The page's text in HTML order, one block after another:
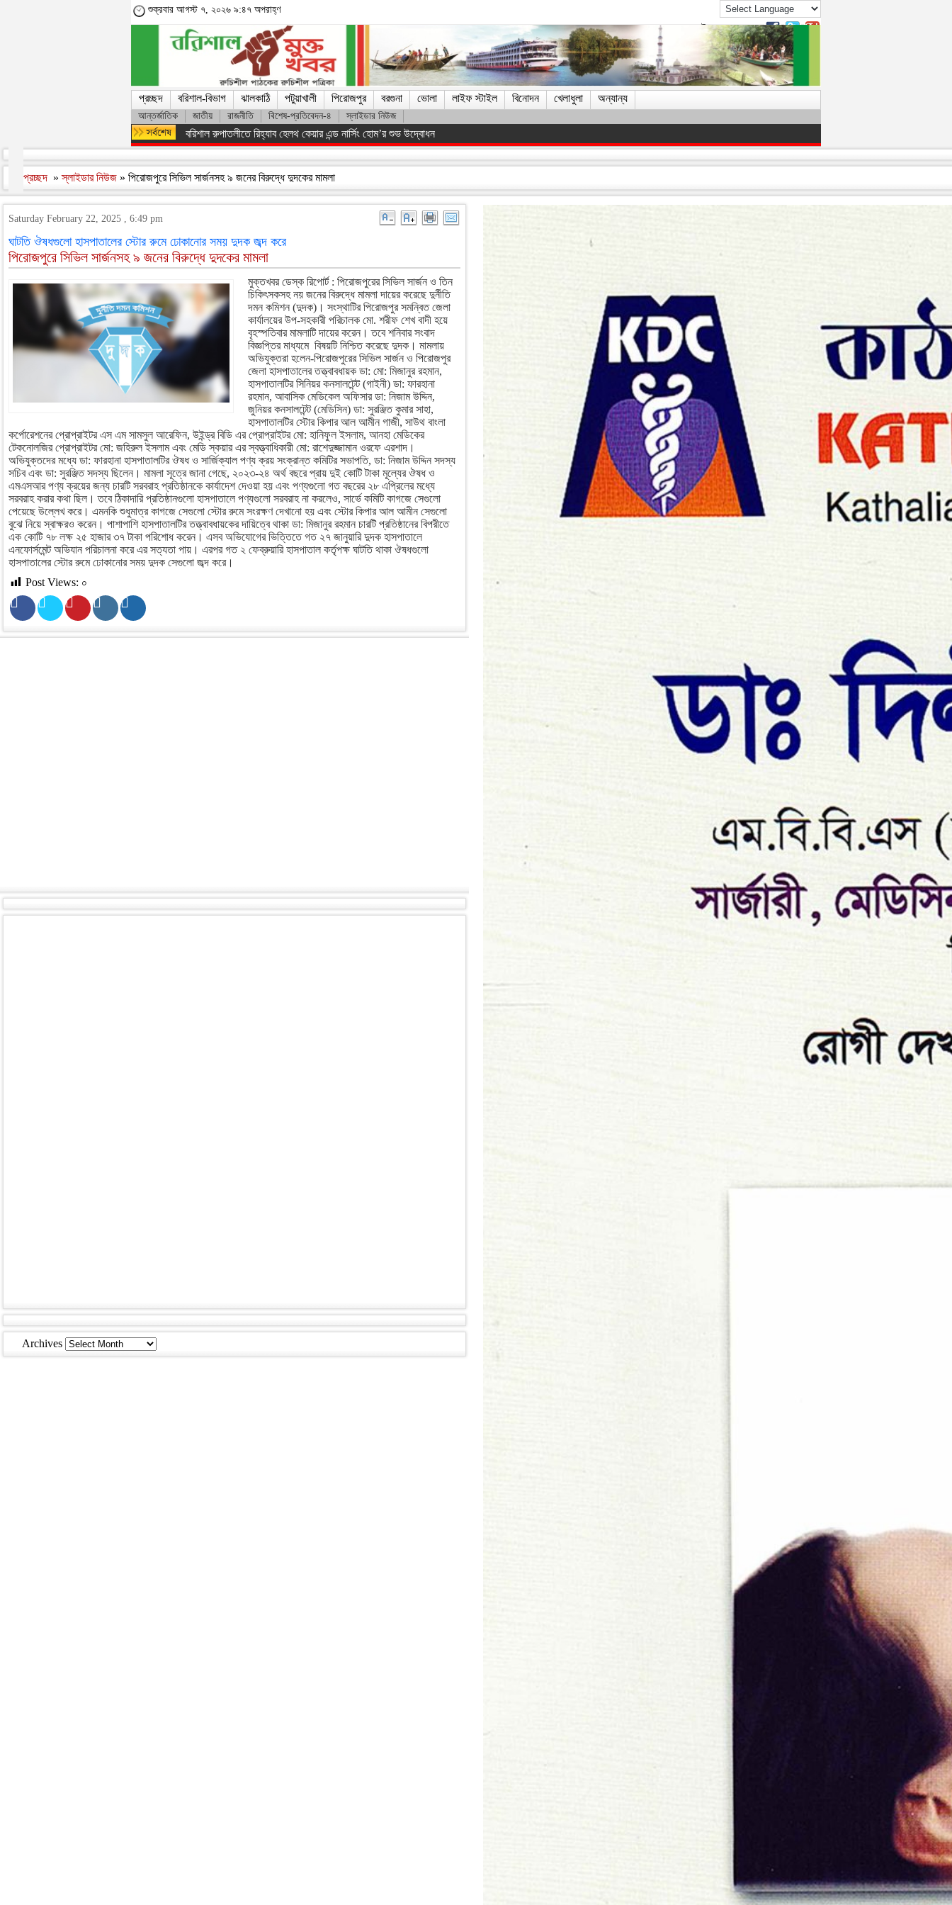
শুক্রবার আগস্ট ৭, ২০২৬ ৯:৪৭ অপরাহ্ণ
প্রচ্ছদ বরিশাল-বিভাগ ঝালকাঠি পটুয়াখালী পিরোজপুর বরগুনা ভোলা লাইফ স্টাইল বিনোদন খেলাধুলা অন্যান্য
আন্তর্জাতিক জাতীয় রাজনীতি বিশেষ-প্রতিবেদন-৪ স্লাইডার নিউজ
ফরিদপুরের ভাঙ্গায় নিয়ন্ত্রণ হারিয়ে যাত্রীবাহী বাস খাদে, আহত ১৫
প্রচ্ছদ »স্লাইডার নিউজ » পিরোজপুরে সিভিল সার্জনসহ ৯ জনের বিরুদ্ধে দুদকের মামলা
Saturday February 22, 2025 , 6:49 pm
ঘাটতি ঔষধগুলো হাসপাতালের স্টোর রুমে ঢোকানোর সময় দুদক জব্দ করে
পিরোজপুরে সিভিল সার্জনসহ ৯ জনের বিরুদ্ধে দুদকের মামলা
মুক্তখবর ডেস্ক রিপোর্ট : পিরোজপুরের সিভিল সার্জন ও তিন
চিকিৎসকসহ নয় জনের বিরুদ্ধে মামলা দায়ের করেছে দুর্নীতি
দমন কমিশন (দুদক)। সংস্থাটির পিরোজপুর সমন্বিত জেলা
কার্যালয়ের উপ-সহকারী পরিচালক মো. শরীফ শেখ বাদী হয়ে
বৃহস্পতিবার মামলাটি দায়ের করেন। তবে শনিবার সংবাদ
বিজ্ঞপ্তির মাধ্যমে বিষয়টি নিশ্চিত করেছে দুদক। মামলায়
অভিযুক্তরা হলেন-পিরোজপুরের সিভিল সার্জন ও পিরোজপুর
জেলা হাসপাতালের তত্ত্বাবধায়ক ডা: মো: মিজানুর রহমান,
হাসপাতালটির সিনিয়র কনসালটেন্ট (গাইনী) ডা: ফারহানা
রহমান, আবাসিক মেডিকেল অফিসার ডা: নিজাম উদ্দিন,
জুনিয়র কনসালটেন্ট (মেডিসিন) ডা: সুরঞ্জিত কুমার সাহা,
হাসপাতালটির স্টোর কিপার আল আমীন গাজী, সাউথ বাংলা
কর্পোরেশনের প্রোপ্রাইটর এস এম সামসুল আরেফিন, উইন্ড্র বিডি এর প্রোপ্রাইটর মো: হানিফুল ইসলাম, আনহা মেডিকের
টেকনোলজির প্রোপ্রাইটর মো: জহিরুল ইসলাম এবং মেডি স্কয়ার এর স্বত্ত্বাধিকারী মো: রাশেদুজ্জামান ওরফে এরশাদ।
অভিযুক্তদের মধ্যে ডা: ফারহানা হাসপাতালটির ঔষধ ও সার্জিক্যাল পণ্য ক্রয় সংক্রান্ত কমিটির সভাপতি, ডা: নিজাম উদ্দিন সদস্য
সচিব এবং ডা: সুরঞ্জিত সদস্য ছিলেন। মামলা সূত্রে জানা গেছে, ২০২৩-২৪ অর্থ বছরে প্রায় দুই কোটি টাকা মূল্যের ঔষধ ও
এমএসআর পণ্য ক্রয়ের জন্য চারটি সরবরাহ প্রতিষ্ঠানকে কার্যাদেশ দেওয়া হয় এবং পণ্যগুলো গত বছরের ২৮ এপ্রিলের মধ্যে
সরবরাহ করার কথা ছিল। তবে ঠিকাদারি প্রতিষ্ঠানগুলো হাসপাতালে পণ্যগুলো সরবরাহ না করলেও, সার্ভে কমিটি কাগজে সেগুলো
পেয়েছে উল্লেখ করে। এমনকি শুধুমাত্র কাগজে সেগুলো স্টোর রুমে সংরক্ষণ দেখানো হয় এবং স্টোর কিপার আল আমীন সেগুলো
বুঝে নিয়ে স্বাক্ষরও করেন। পাশাপাশি হাসপাতালটির তত্ত্বাবধায়কের দায়িত্বে থাকা ডা: মিজানুর রহমান চারটি প্রতিষ্ঠানের বিপরীতে
এক কোটি ৭৮ লক্ষ ২৫ হাজার ৩৭ টাকা পরিশোধ করেন। এসব অভিযোগের ভিত্তিতে গত ২৭ জানুয়ারি দুদক হাসপাতালে
এনফোর্সমেন্ট অভিযান পরিচালনা করে এর সত্যতা পায়। এরপর গত ২ ফেব্রুয়ারি হাসপাতাল কর্তৃপক্ষ ঘাটতি থাকা ঔষধগুলো
হাসপাতালের স্টোর রুমে ঢোকানোর সময় দুদক সেগুলো জব্দ করে।
Post Views: ০
Archives Archives